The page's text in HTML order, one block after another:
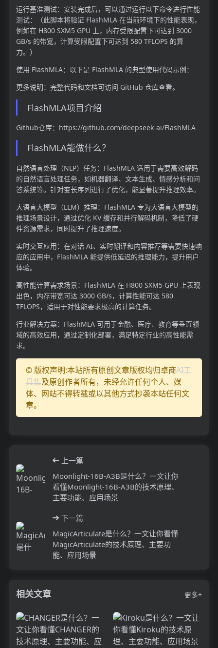
运行基准测试：安装完成后，可以通过运行以下命令进行性能
测试：（此脚本将验证 FlashMLA 在当前环境下的性能表现，
例如在 H800 SXM5 GPU 上，内存受限配置下可达到 3000
GB/s 的带宽，计算受限配置下可达到 580 TFLOPS 的算
力。）
使用 FlashMLA：以下是 FlashMLA 的典型使用代码示例：
更多说明：完整代码和文档可访问 GitHub 仓库查看。
FlashMLA项目介绍
Github仓库：https://github.com/deepseek-ai/FlashMLA
FlashMLA能做什么？
自然语言处理（NLP）任务：FlashMLA 适用于需要高效解码
的自然语言处理任务，如机器翻译、文本生成、情感分析和问
答系统等。针对变长序列进行了优化，能显著提升推理效率。
大语言大模型（LLM）推理：FlashMLA 专为大语言大模型的
推理场景设计，通过优化 KV 缓存和并行解码机制，降低了硬
件资源需求，同时提升了推理速度。
实时交互应用：在对话 AI、实时翻译和内容推荐等需要快速响
应的应用中，FlashMLA 能提供低延迟的推理能力，提升用户
体验。
高性能计算需求场景：FlashMLA 在 H800 SXM5 GPU 上表现
出色，内存带宽可达 3000 GB/s，计算性能可达 580
TFLOPS，适用于对性能要求极高的计算任务。
行业解决方案：FlashMLA 可用于金融、医疗、教育等垂直领
域的高效应用，通过定制化部署，满足特定行业的高性能需
求。
© 版权声明:本站所有原创文章版权均归卓商AI工
具集及原创作者所有，未经允许任何个人、媒
体、网站不得转载或以其他方式抄袭本站任何文
章。
上一篇
Moonlight-16B-A3B是什么？一文让你
看懂Moonlight-16B-A3B的技术原理、
主要功能、应用场景
下一篇
MagicArticulate是什么？一文让你看懂
MagicArticulate的技术原理、主要功
能、应用场景
相关文章 更多+